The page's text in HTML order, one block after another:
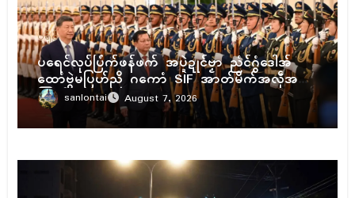
ပရိုၚ်
ပရေၚ်လုပ်ပြံက်ဖန်ဖက် အပ္ဍဲဍုၚ်ဗၟာ ညံၚ်ဂွံဒေါအ်
ထောံဗွဲမပြဟ်ညိ ဂကောံ SIF အာတ်မိက်အလဵုအသဳ
ကြုက်sanlontai August 7, 2026